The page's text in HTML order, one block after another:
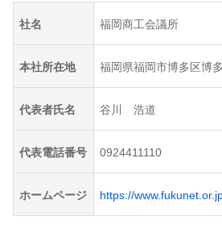
社名 福岡商工会議所
本社所在地 福岡県福岡市博多区博
代表者氏名 谷川 浩道
代表電話番号 0924411110
ホームページ https://